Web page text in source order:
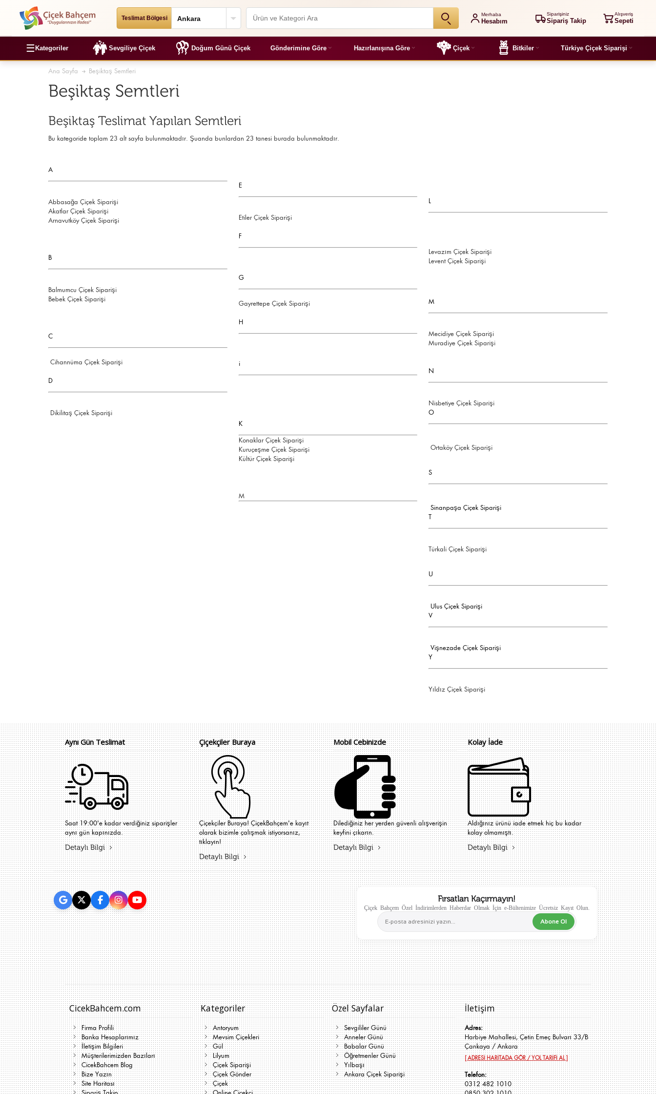
Teslimat Bölgesi
Merhaba
Hesabım
Siparişiniz
Sipariş Takip
Alışveriş
Sepeti
☰ Kategoriler Sevgiliye Çiçek Doğum Günü Çiçek Gönderimine Göre Hazırlanışına Göre Çiçek Bitkiler Türkiye Çiçek Siparişi
Ana Sayfa Beşiktaş Semtleri
Beşiktaş Semtleri
Beşiktaş Teslimat Yapılan Semtleri
Bu kategoride toplam 23 alt sayfa bulunmaktadır. Şuanda bunlardan 23 tanesi burada bulunmaktadır.
A
Abbasağa Çiçek Siparişi
Akatlar Çiçek Siparişi
Arnavutköy Çiçek Siparişi
B
Balmumcu Çiçek Siparişi
Bebek Çiçek Siparişi
C
Cihannüma Çiçek Siparişi
D
Dikilitaş Çiçek Siparişi
E
Etiler Çiçek Siparişi
F
G
Gayrettepe Çiçek Siparişi
H
i
K
Konaklar Çiçek Siparişi
Kuruçeşme Çiçek Siparişi
Kültür Çiçek Siparişi
M
L
Levazım Çiçek Siparişi
Levent Çiçek Siparişi
M
Mecidiye Çiçek Siparişi
Muradiye Çiçek Siparişi
N
Nisbetiye Çiçek Siparişi
O
Ortaköy Çiçek Siparişi
S
Sinanpaşa Çiçek Siparişi
T
Türkali Çiçek Siparişi
U
Ulus Çiçek Siparişi
V
Vişnezade Çiçek Siparişi
Y
Yıldız Çiçek Siparişi
Aynı Gün Teslimat
Saat 19:00'e kadar verdiğiniz siparişler
aynı gün kapınızda.
Detaylı Bilgi
Çiçekçiler Buraya
Çiçekçiler Buraya! ÇiçekBahçem'e kayıt
olarak bizimle çalışmak istiyorsanız,
tıklayın!
Detaylı Bilgi
Mobil Cebinizde
Dilediğiniz her yerden güvenli alışverişin
keyfini çıkarın.
Detaylı Bilgi
Kolay İade
Aldığınız ürünü iade etmek hiç bu kadar
kolay olmamıştı.
Detaylı Bilgi
Fırsatları Kaçırmayın!
Çiçek Bahçem Özel İndirimlerden Haberdar Olmak İçin e-Bültenimize Ücretsiz Kayıt Olun.
Abone Ol
CicekBahcem.com
Firma Profili
Banka Hesaplarımız
İletişim Bilgileri
Müşterilerimizden Bazıları
CicekBahcem Blog
Bize Yazın
Site Haritası
Kategoriler
Antoryum
Mevsim Çiçekleri
Gül
Lilyum
Çiçek Siparişi
Çiçek Gönder
Çiçek
Özel Sayfalar
Sevgililer Günü
Anneler Günü
Babalar Günü
Öğretmenler Günü
Yılbaşı
Ankara Çiçek Siparişi
İletişim
Adres:
Harbiye Mahallesi, Çetin Emeç Bulvarı 33/B
Çankaya / Ankara
[ ADRESİ HARİTADA GÖR / YOL TARİFİ AL ]
Telefon:
0312 482 1010